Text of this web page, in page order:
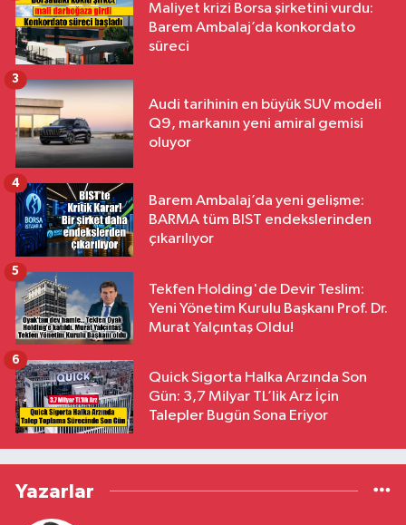
Maliyet krizi Borsa şirketini vurdu:
Barem Ambalaj’da konkordato
süreci
Audi tarihinin en büyük SUV modeli
Q9, markanın yeni amiral gemisi
oluyor
3
Barem Ambalaj’da yeni gelişme:
BARMA tüm BIST endekslerinden
çıkarılıyor
4
Tekfen Holding'de Devir Teslim:
Yeni Yönetim Kurulu Başkanı Prof. Dr.
Murat Yalçıntaş Oldu!
5
Quick Sigorta Halka Arzında Son
Gün: 3,7 Milyar TL’lik Arz İçin
Talepler Bugün Sona Eriyor
6
Yazarlar